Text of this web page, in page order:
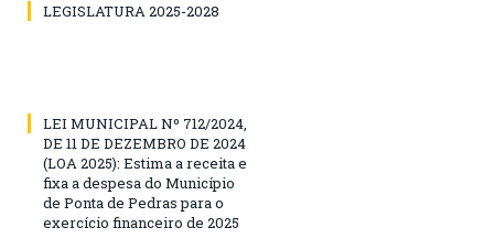
LEGISLATURA 2025-2028
LEI MUNICIPAL Nº 712/2024,
DE 11 DE DEZEMBRO DE 2024
(LOA 2025): Estima a receita e
fixa a despesa do Município
de Ponta de Pedras para o
exercício financeiro de 2025